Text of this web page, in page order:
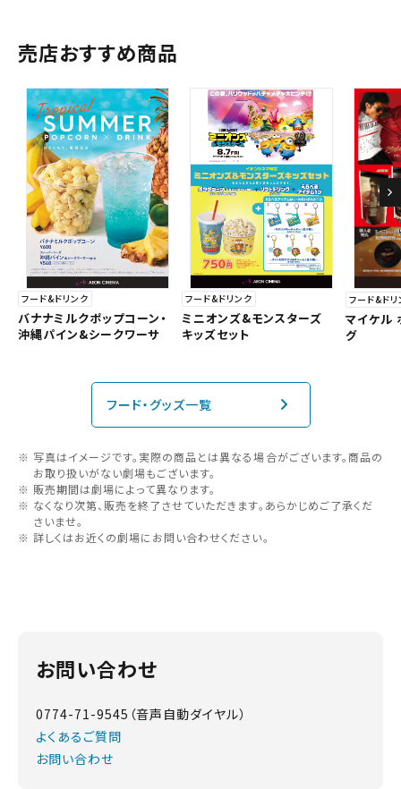
売店おすすめ商品
フード&ドリンク
バナナミルクポップコーン・
沖縄パイン&シークワーサ
フード&ドリンク
ミニオンズ&モンスターズ
キッズセット
フード&ド
マイケル
グ
フード・グッズ一覧
写真はイメージです。実際の商品とは異なる場合がございます。商品の
お取り扱いがない劇場もございます。
販売期間は劇場によって異なります。
なくなり次第、販売を終了させていただきます。あらかじめご了承くだ
さいませ。
詳しくはお近くの劇場にお問い合わせください。
お問い合わせ
0774-71-9545（音声自動ダイヤル）
よくあるご質問
お問い合わせ